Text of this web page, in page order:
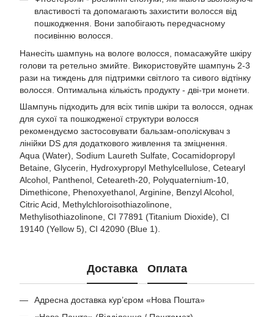
властивості та допомагають захистити волосся від
пошкодження. Вони запобігають передчасному
посивінню волосся.
Нанесіть шампунь на вологе волосся, помасажуйте шкіру
голови та ретельно змийте. Використовуйте шампунь 2-3
рази на тиждень для підтримки світлого та сивого відтінку
волосся. Оптимальна кількість продукту - дві-три монети.
Шампунь підходить для всіх типів шкіри та волосся, однак
для сухої та пошкодженої структури волосся
рекомендуємо застосовувати бальзам-ополіскувач з
лінійки DS для додаткового живлення та зміцнення.
Aqua (Water), Sodium Laureth Sulfate, Cocamidopropyl
Betaine, Glycerin, Hydroxypropyl Methylcellulose, Cetearyl
Alcohol, Panthenol, Ceteareth-20, Polyquaternium-10,
Dimethicone, Phenoxyethanol, Arginine, Benzyl Alcohol,
Citric Acid, Methylchloroisothiazolinone,
Methylisothiazolinone, CI 77891 (Titanium Dioxide), CI
19140 (Yellow 5), CI 42090 (Blue 1).
Доставка Оплата
Адресна доставка кур’єром «Нова Пошта»